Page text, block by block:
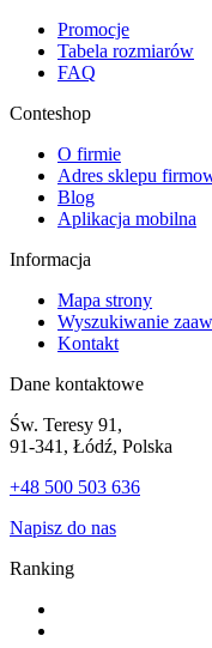
Promocje
Tabela rozmiarów
FAQ
Conteshop
O firmie
Adres sklepu
Blog
Aplikacja mobilna
Informacja
Mapa strony
Wyszukiwanie
Kontakt
Dane kontaktowe
Św. Teresy 91,
91-341, Łódź, Polska
+48 500 503 636
Napisz do nas
Ranking